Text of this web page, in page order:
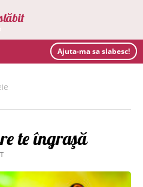
Ajuta-ma sa slabesc!
te îngraşă